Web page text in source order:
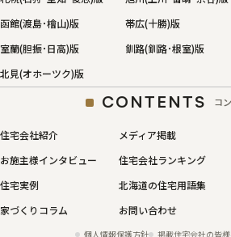
函館(渡島･檜山)版
帯広(十勝)版
室蘭(胆振･日高)版
釧路(釧路･根室)版
北見(オホーツク)版
CONTENTS コ
住宅会社紹介
メディア掲載
お施主様インタビュー
住宅会社ランキング
住宅実例
北海道の住宅用語集
家づくりコラム
お問い合わせ
個人情報保護方針 掲載住宅会社の皆様